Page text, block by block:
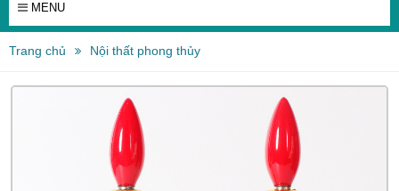
MENU
Trang chủ Nội thất phong thủy